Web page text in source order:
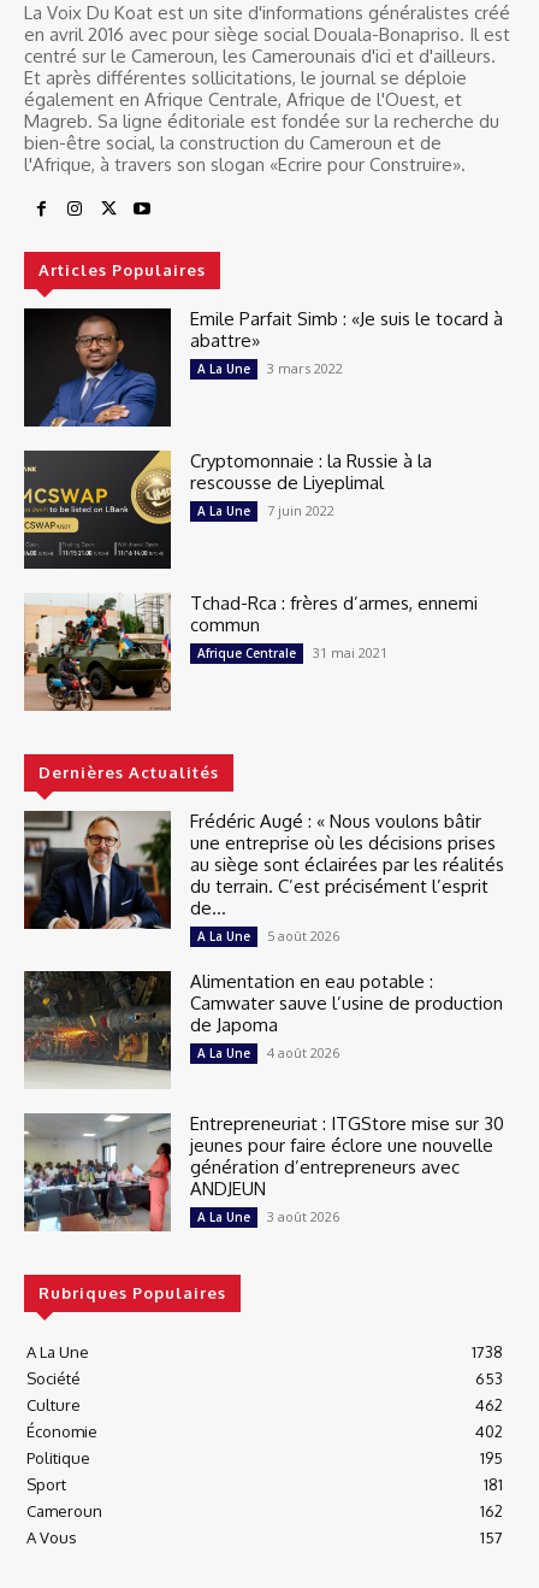
La Voix Du Koat est un site d'informations généralistes créé
en avril 2016 avec pour siège social Douala-Bonapriso. Il est
centré sur le Cameroun, les Camerounais d'ici et d'ailleurs.
Et après différentes sollicitations, le journal se déploie
également en Afrique Centrale, Afrique de l'Ouest, et
Magreb. Sa ligne éditoriale est fondée sur la recherche du
bien-être social, la construction du Cameroun et de
l'Afrique, à travers son slogan «Ecrire pour Construire».
Articles Populaires
Emile Parfait Simb : «Je suis le tocard à
abattre»
A La Une 3 mars 2022
Cryptomonnaie : la Russie à la
rescousse de Liyeplimal
A La Une 7 juin 2022
Tchad-Rca : frères d’armes, ennemi
commun
Afrique Centrale 31 mai 2021
Dernières Actualités
Frédéric Augé : « Nous voulons bâtir
une entreprise où les décisions prises
au siège sont éclairées par les réalités
du terrain. C’est précisément l’esprit
de...
A La Une 5 août 2026
Alimentation en eau potable :
Camwater sauve l’usine de production
de Japoma
A La Une 4 août 2026
Entrepreneuriat : ITGStore mise sur 30
jeunes pour faire éclore une nouvelle
génération d’entrepreneurs avec
ANDJEUN
A La Une 3 août 2026
Rubriques Populaires
A La Une
1738
Société
653
Culture
462
Économie
402
Politique
195
Sport
181
Cameroun
162
A Vous
157